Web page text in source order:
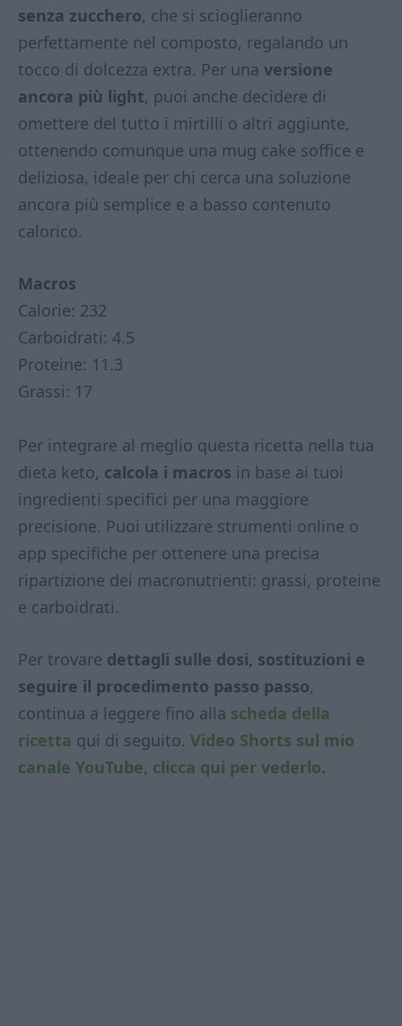
senza zucchero, che si scioglieranno
perfettamente nel composto, regalando un
tocco di dolcezza extra. Per una versione
ancora più light, puoi anche decidere di
omettere del tutto i mirtilli o altri aggiunte,
ottenendo comunque una mug cake soffice e
deliziosa, ideale per chi cerca una soluzione
ancora più semplice e a basso contenuto
calorico.
Macros
Calorie: 232
Carboidrati: 4.5
Proteine: 11.3
Grassi: 17
Per integrare al meglio questa ricetta nella tua
dieta keto, calcola i macros in base ai tuoi
ingredienti specifici per una maggiore
precisione. Puoi utilizzare strumenti online o
app specifiche per ottenere una precisa
ripartizione dei macronutrienti: grassi, proteine
e carboidrati.
Per trovare dettagli sulle dosi, sostituzioni e
seguire il procedimento passo passo,
continua a leggere fino alla scheda della
ricetta qui di seguito. Video Shorts sul mio
canale YouTube, clicca qui per vederlo.